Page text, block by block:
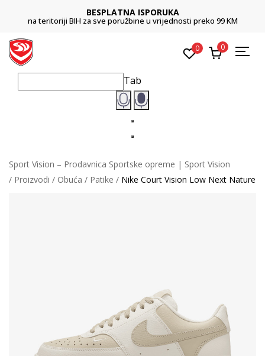
BESPLATNA ISPORUKA
na teritoriji BIH za sve poružbine u vrijednosti preko 99 KM
0 0
Tab
Sport Vision – Prodavnica Sportske opreme | Sport Vision
Proizvodi
Obuća Patike Nike Court Vision Low Next Nature